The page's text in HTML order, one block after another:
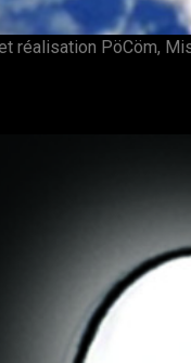
réalisation PöCöm,